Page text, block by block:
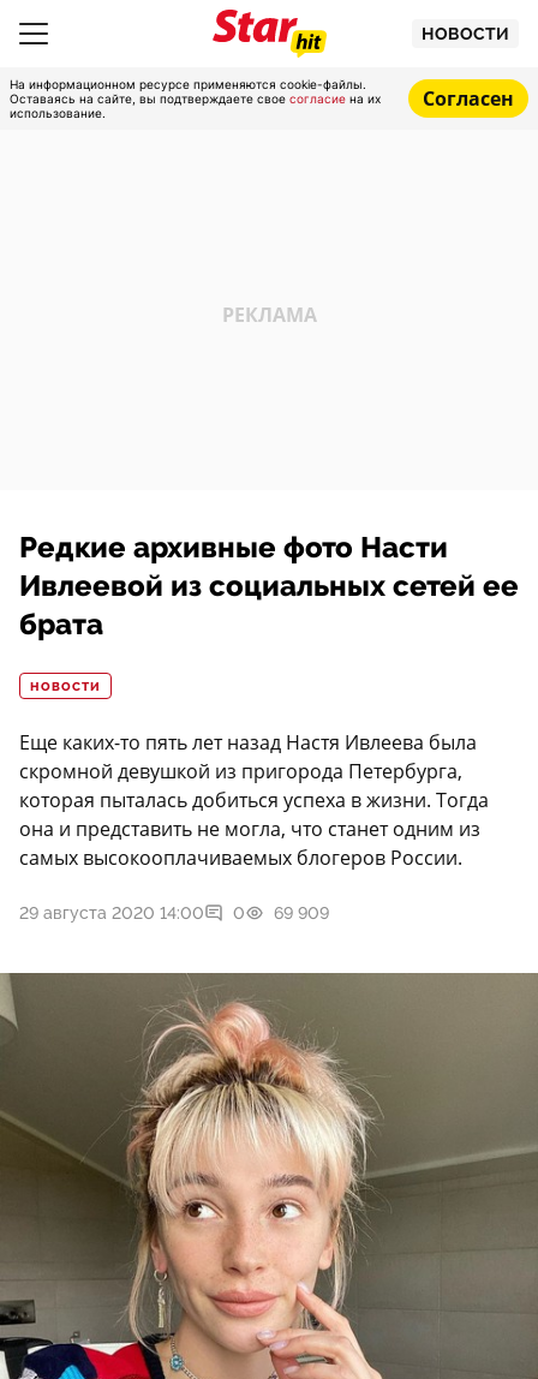
НОВОСТИ
На информационном ресурсе применяются cookie-файлы.
Оставаясь на сайте, вы подтверждаете свое согласие на их
использование.
Согласен
Редкие архивные фото Насти
Ивлеевой из социальных сетей ее
брата
НОВОСТИ
Еще каких-то пять лет назад Настя Ивлеева была
скромной девушкой из пригорода Петербурга,
которая пыталась добиться успеха в жизни. Тогда
она и представить не могла, что станет одним из
самых высокооплачиваемых блогеров России.
29 августа 2020 14:00 0 69 909